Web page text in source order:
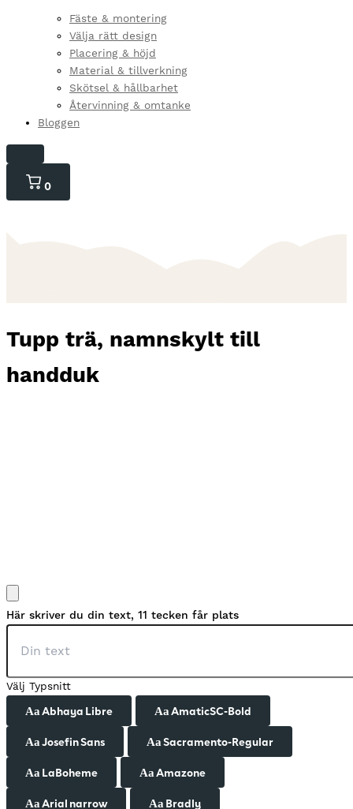
Fäste & montering
Välja rätt design
Placering & höjd
Material & tillverkning
Skötsel & hållbarhet
Återvinning & omtanke
Bloggen
0
0
Tupp trä, namnskylt till
handduk
Här skriver du din text, 11 tecken får plats
Välj Typsnitt
AaAbhaya Libre AaAmaticSC-Bold
AaJosefin Sans AaSacramento-Regular
Aa LaBoheme AaAmazone
AaArial narrow Aa Bradly